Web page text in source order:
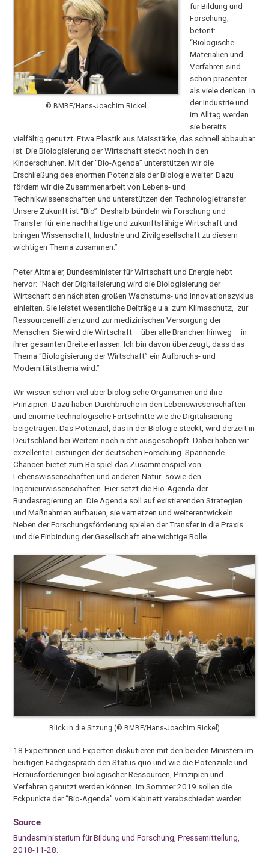
© BMBF/Hans-Joachim Rickel
für Bildung und
Forschung,
betont:
“Biologische
Materialien und
Verfahren sind
schon präsenter
als viele denken. In
der Industrie und
im Alltag werden
sie bereits
vielfältig genutzt. Etwa Plastik aus Maisstärke, das schnell abbaubar
ist. Die Biologisierung der Wirtschaft steckt noch in den
Kinderschuhen. Mit der “Bio-Agenda” unterstützen wir die
Erschließung des enormen Potenzials der Biologie weiter. Dazu
fördern wir die Zusammenarbeit von Lebens- und
Technikwissenschaften und unterstützen den Technologietransfer.
Unsere Zukunft ist “Bio”. Deshalb bündeln wir Forschung und
Transfer für eine nachhaltige und zukunftsfähige Wirtschaft und
bringen Wissenschaft, Industrie und Zivilgesellschaft zu diesem
wichtigen Thema zusammen.”
Peter Altmaier, Bundesminister für Wirtschaft und Energie hebt
hervor: “Nach der Digitalisierung wird die Biologisierung der
Wirtschaft den nächsten großen Wachstums- und Innovationszyklus
einleiten. Sie leistet wesentliche Beiträge u.a. zum Klimaschutz, zur
Ressourceneffizienz und zur medizinischen Versorgung der
Menschen. Sie wird die Wirtschaft – über alle Branchen hinweg – in
ihrer gesamten Breite erfassen. Ich bin davon überzeugt, dass das
Thema “Biologisierung der Wirtschaft” ein Aufbruchs- und
Modernitätsthema wird.”
Wir wissen schon viel über biologische Organismen und ihre
Prinzipien. Dazu haben Durchbrüche in den Lebenswissenschaften
und enorme technologische Fortschritte wie die Digitalisierung
beigetragen. Das Potenzial, das in der Biologie steckt, wird derzeit in
Deutschland bei Weitem noch nicht ausgeschöpft. Dabei haben wir
exzellente Leistungen der deutschen Forschung. Spannende
Chancen bietet zum Beispiel das Zusammenspiel von
Lebenswissenschaften und anderen Natur- sowie den
Ingenieurwissenschaften. Hier setzt die Bio-Agenda der
Bundesregierung an. Die Agenda soll auf existierenden Strategien
und Maßnahmen aufbauen, sie vernetzen und weiterentwickeln.
Neben der Forschungsförderung spielen der Transfer in die Praxis
und die Einbindung der Gesellschaft eine wichtige Rolle.
Blick in die Sitzung (© BMBF/Hans-Joachim Rickel)
18 Expertinnen und Experten diskutieren mit den beiden Ministern im
heutigen Fachgespräch den Status quo und wie die Potenziale und
Herausforderungen biologischer Ressourcen, Prinzipien und
Verfahren genutzt werden können. Im Sommer 2019 sollen die
Eckpunkte der “Bio-Agenda” vom Kabinett verabschiedet werden.
Source
Bundesministerium für Bildung und Forschung, Pressemitteilung,
2018-11-28.